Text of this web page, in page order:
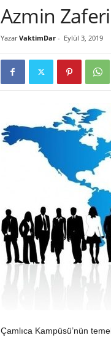
Azmin Zaferi
Yazar VaktimDar- Eylül 3, 2019
Çamlıca Kampüsü’nün